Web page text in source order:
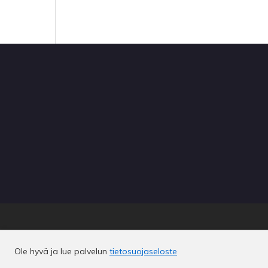
Ole hyvä ja lue palvelun tietosuojaseloste